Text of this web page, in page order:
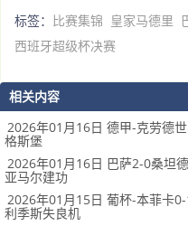
标签： 比赛集锦 皇家马德里
西班牙超级杯决赛
相关内容
2026年01月16日 德甲-克劳德
格斯堡
2026年01月16日 巴萨2-0桑坦
亚马尔建功
2026年01月15日 葡杯-本菲卡
利季斯失良机